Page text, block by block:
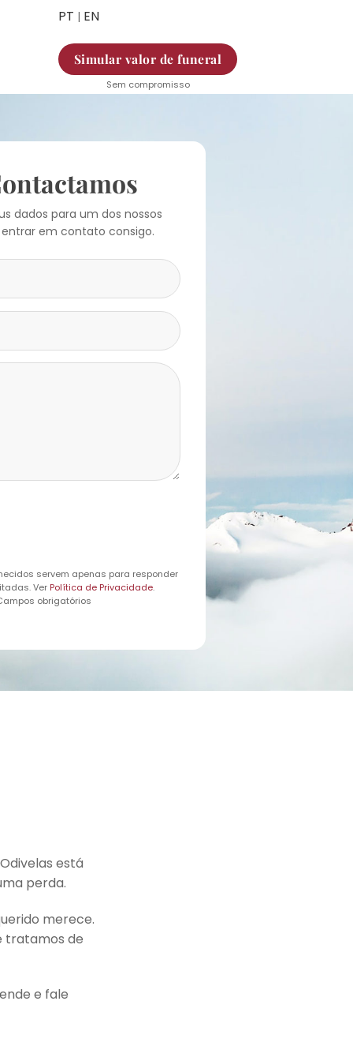
PT EN
Simular valor de funeral
Sem compromisso
dados para um dos nossos
em contato consigo.
servem apenas para responder
Ver Política de Privacidade.
obrigatórios
está
perda.
merece.
tratamos de
e fale